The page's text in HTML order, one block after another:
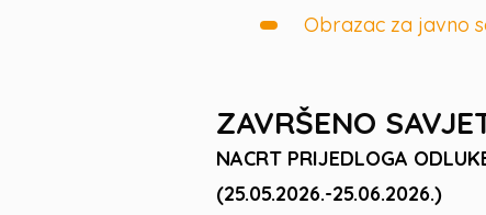
Obrazac za javno
ZAVRŠENO
NACRT PRIJEDLOGA
(25.05.2026.-25.06.2026.)